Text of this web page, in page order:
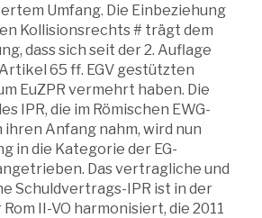
Umfang. Die Einbeziehung
Kollisionsrechts # trägt dem
dass sich seit der 2. Auflage
65 ff. EGV gestützten
EuZPR vermehrt haben. Die
IPR, die im Römischen EWG-
Anfang nahm, wird nun
in die Kategorie der EG-
Das vertragliche und
Schuldvertrags-IPR ist in der
Rom II-VO harmonisiert, die 2011